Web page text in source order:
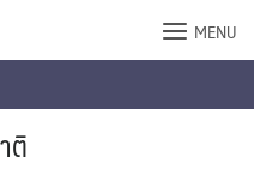
MENU
ติ